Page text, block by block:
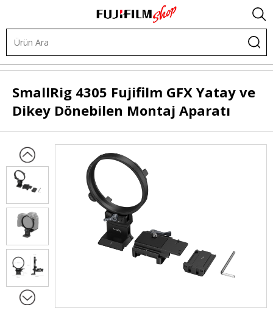
SmallRig 4305 Fujifilm GFX Yatay ve
Dikey Dönebilen Montaj Aparatı